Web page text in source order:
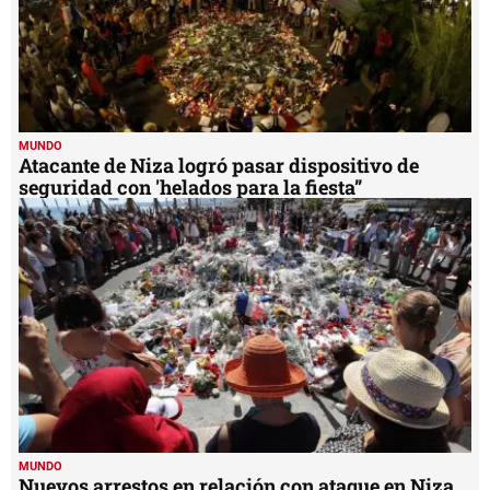
MUNDO
Atacante de Niza logró pasar dispositivo de
seguridad con 'helados para la fiesta”
MUNDO